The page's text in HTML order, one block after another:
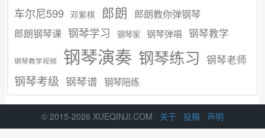
车尔尼599 邓紫棋 郎朗 郎朗教你弹钢琴
郎朗钢琴课 钢琴学习 钢琴家 钢琴弹唱 钢琴教学
钢琴教学视频 钢琴演奏 钢琴练习 钢琴老师
钢琴考级 钢琴谱 钢琴陪练
© 2015-2026 XUEQINJI.COM · 关于 · 投稿 · 声明